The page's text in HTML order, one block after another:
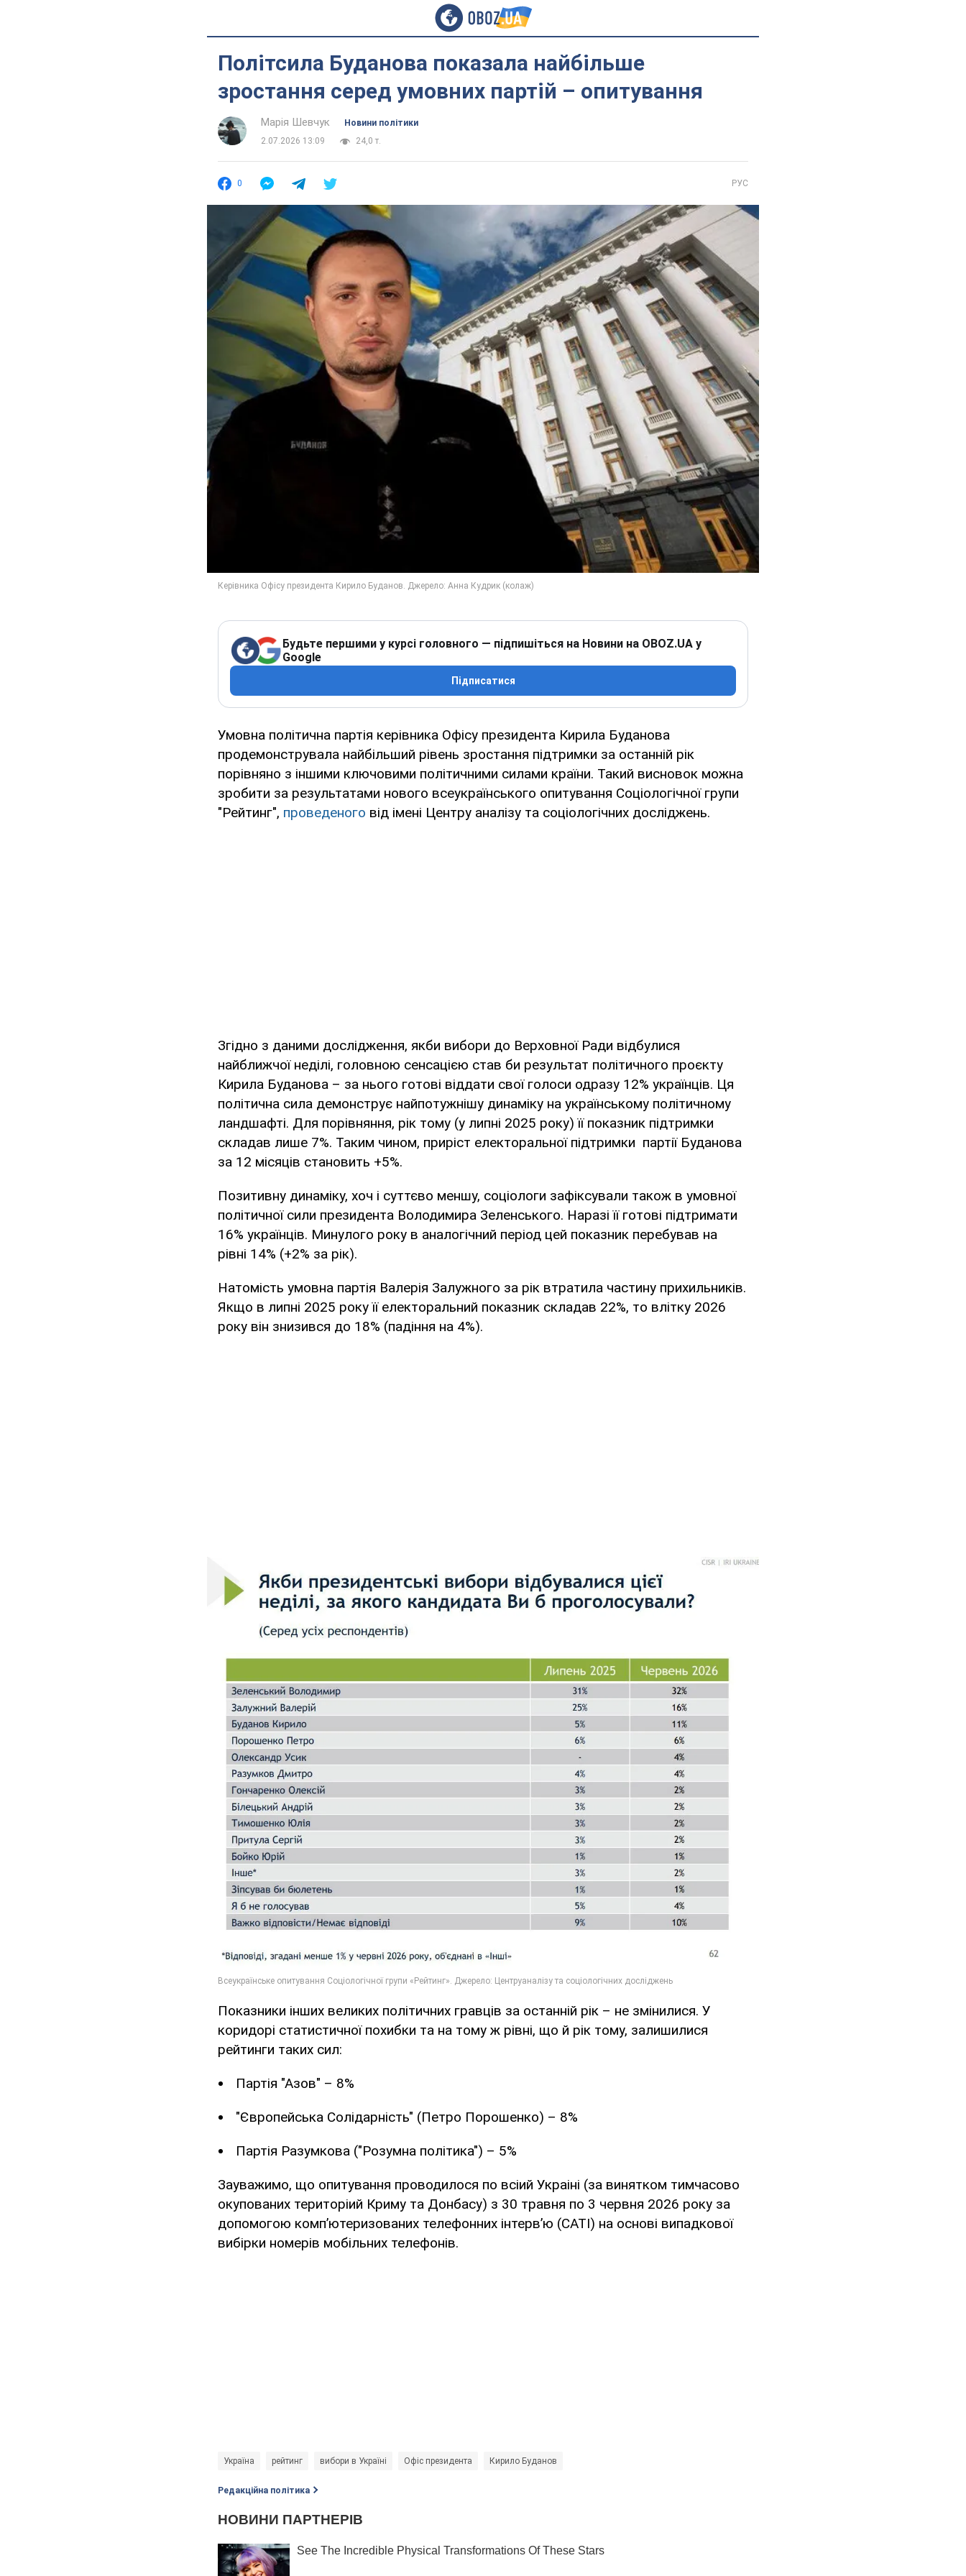
Політсила Буданова показала найбільше
зростання серед умовних партій – опитування
Марія Шевчук
Новини політики
2.07.2026 13:09
24,0 т.
0 РУС
Будьте першими у курсі головного — підпишіться на Новини на OBOZ.UA у
Google
Підписатися
Умовна політична партія керівника Офісу президента Кирила Буданова
продемонструвала найбільший рівень зростання підтримки за останній рік
порівняно з іншими ключовими політичними силами країни. Такий висновок можна
зробити за результатами нового всеукраїнського опитування Соціологічної групи
"Рейтинг", проведеного від імені Центру аналізу та соціологічних досліджень.
Згідно з даними дослідження, якби вибори до Верховної Ради відбулися
найближчої неділі, головною сенсацією став би результат політичного проєкту
Кирила Буданова – за нього готові віддати свої голоси одразу 12% українців. Ця
політична сила демонструє найпотужнішу динаміку на українському політичному
ландшафті. Для порівняння, рік тому (у липні 2025 року) її показник підтримки
складав лише 7%. Таким чином, приріст електоральної підтримки партії Буданова
за 12 місяців становить +5%.
Позитивну динаміку, хоч і суттєво меншу, соціологи зафіксували також в умовної
політичної сили президента Володимира Зеленського. Наразі її готові підтримати
16% українців. Минулого року в аналогічний період цей показник перебував на
рівні 14% (+2% за рік).
Натомість умовна партія Валерія Залужного за рік втратила частину прихильників.
Якщо в липні 2025 року її електоральний показник складав 22%, то влітку 2026
року він знизився до 18% (падіння на 4%).
Показники інших великих політичних гравців за останній рік – не змінилися. У
коридорі статистичної похибки та на тому ж рівні, що й рік тому, залишилися
рейтинги таких сил:
Партія "Азов" – 8%
"Європейська Солідарність" (Петро Порошенко) – 8%
Партія Разумкова ("Розумна політика") – 5%
Зауважимо, що опитування проводилося по всіий Украі‌ні (за винятком тимчасово
окупованих територіий Криму та Донбасу) з 30 травня по 3 червня 2026 року за
допомогою комп’ютеризованих телефонних інтерв’ю (CATI) на основі випадкової
вибірки номерів мобільних телефонів.
Україна рейтинг вибори в Україні Офіс президента Кирило Буданов
Редакційна політика